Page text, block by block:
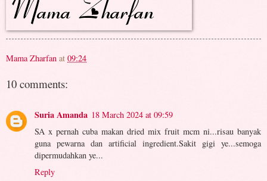
Mama Zharfan at 09:24
10 comments:
Suria Amanda 18 March 2024 at 09:59
SA x pernah cuba makan dried mix fruit mcm ni...risau banyak
guna pewarna dan artificial ingredient.Sakit gigi ye...semoga
dipermudahkan ye...
Reply